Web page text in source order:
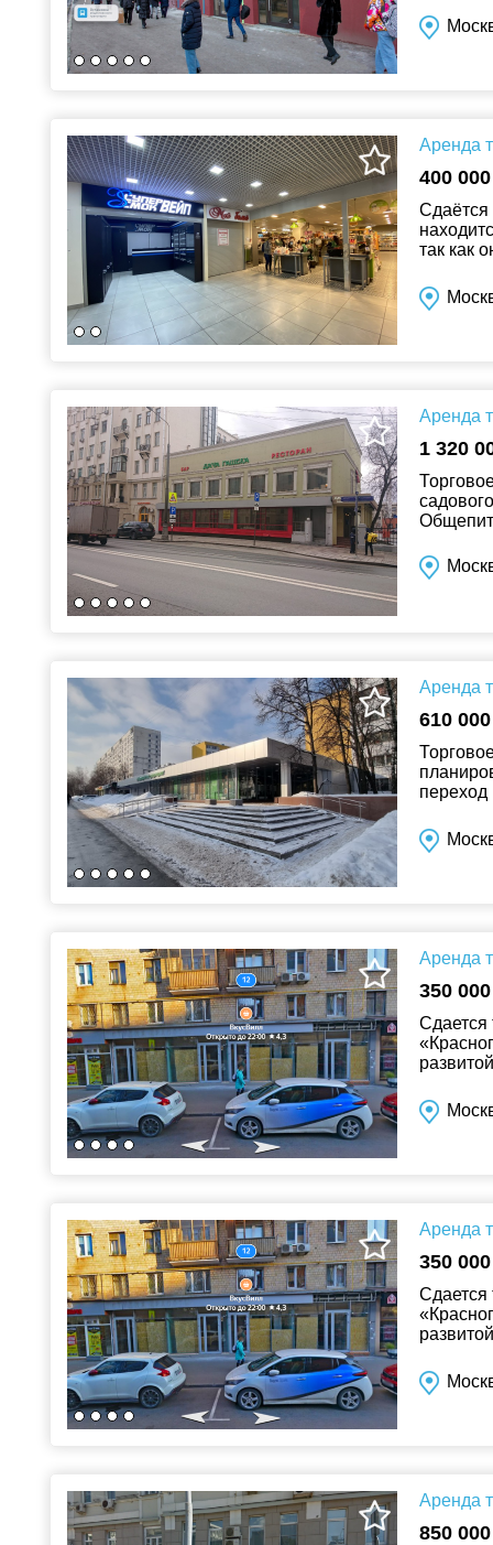
Аренда
400
Сдаётся
так как
Аренда
1 320
Общепит
Аренда
610
Аренда
350
Сдается
Аренда
350
Сдается
Аренда
850